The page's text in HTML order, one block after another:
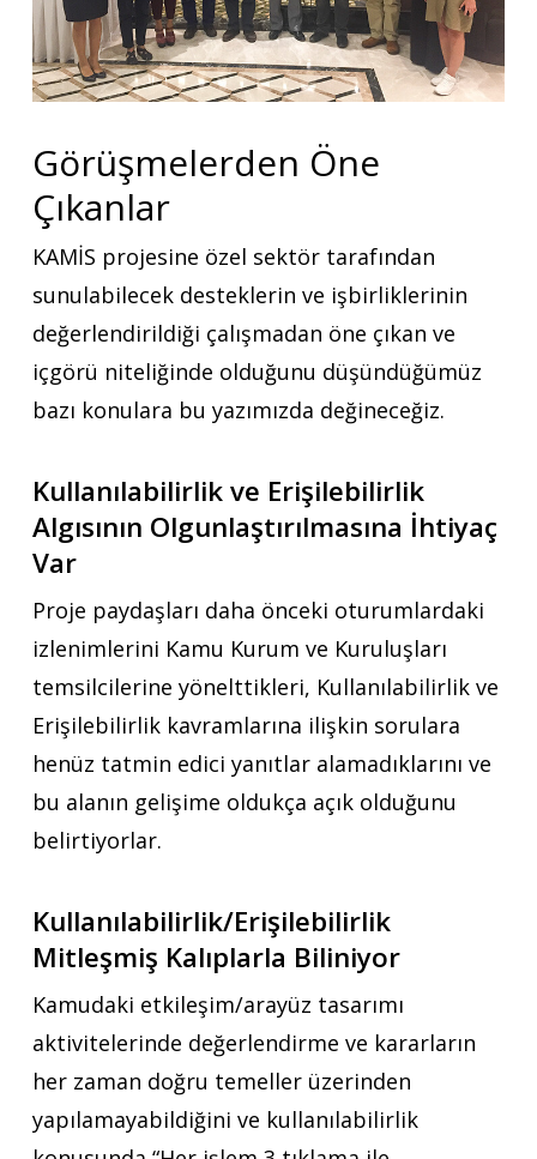
Görüşmelerden Öne
Çıkanlar
KAMİS projesine özel sektör tarafından
sunulabilecek desteklerin ve işbirliklerinin
değerlendirildiği çalışmadan öne çıkan ve
içgörü niteliğinde olduğunu düşündüğümüz
bazı konulara bu yazımızda değineceğiz.
Kullanılabilirlik ve Erişilebilirlik
Algısının Olgunlaştırılmasına İhtiyaç
Var
Proje paydaşları daha önceki oturumlardaki
izlenimlerini Kamu Kurum ve Kuruluşları
temsilcilerine yönelttikleri, Kullanılabilirlik ve
Erişilebilirlik kavramlarına ilişkin sorulara
henüz tatmin edici yanıtlar alamadıklarını ve
bu alanın gelişime oldukça açık olduğunu
belirtiyorlar.
Kullanılabilirlik/Erişilebilirlik
Mitleşmiş Kalıplarla Biliniyor
Kamudaki etkileşim/arayüz tasarımı
aktivitelerinde değerlendirme ve kararların
her zaman doğru temeller üzerinden
yapılamayabildiğini ve kullanılabilirlik